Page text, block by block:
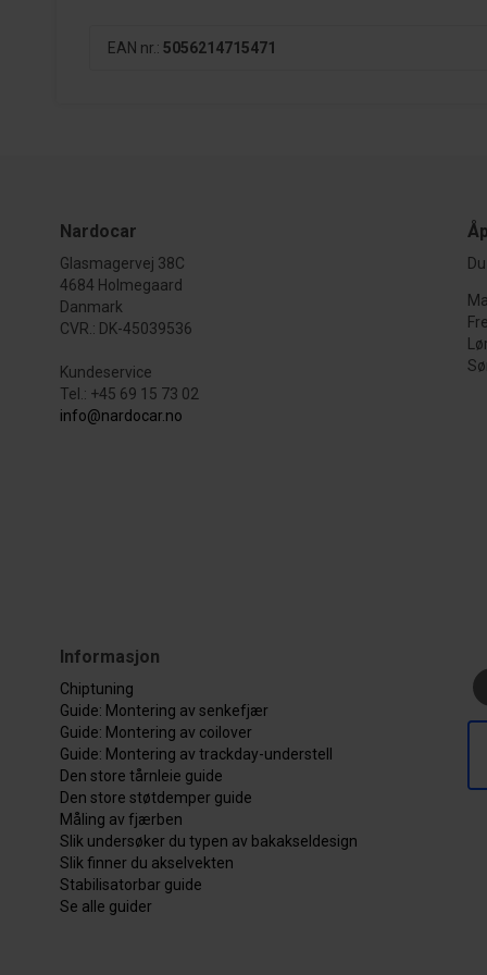
EAN nr.: 5056214715471
Nardocar
Glasmagervej 38C
4684 Holmegaard
Danmark
CVR.: DK-45039536
Kundeservice
Tel.: +45 69 15 73 02
info@nardocar.no
Informasjon
Chiptuning
Guide: Montering av senkefjær
Guide: Montering av coilover
Guide: Montering av trackday-understell
Den store tårnleie guide
Den store støtdemper guide
Måling av fjærben
Slik undersøker du typen av bakakseldesign
Slik finner du akselvekten
Stabilisatorbar guide
Se alle guider